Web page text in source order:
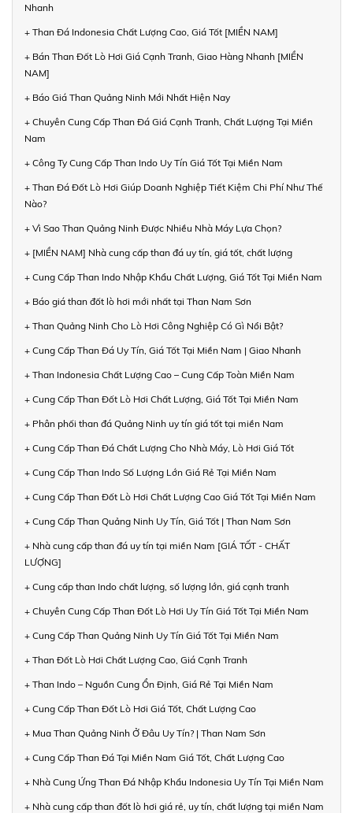
Nhanh
+ Than Đá Indonesia Chất Lượng Cao, Giá Tốt [MIỀN NAM]
+ Bán Than Đốt Lò Hơi Giá Cạnh Tranh, Giao Hàng Nhanh [MIỀN
NAM]
+ Báo Giá Than Quảng Ninh Mới Nhất Hiện Nay
+ Chuyên Cung Cấp Than Đá Giá Cạnh Tranh, Chất Lượng Tại Miền
Nam
+ Công Ty Cung Cấp Than Indo Uy Tín Giá Tốt Tại Miền Nam
+ Than Đá Đốt Lò Hơi Giúp Doanh Nghiệp Tiết Kiệm Chi Phí Như Thế
Nào?
+ Vì Sao Than Quảng Ninh Được Nhiều Nhà Máy Lựa Chọn?
+ [MIỀN NAM] Nhà cung cấp than đá uy tín, giá tốt, chất lượng
+ Cung Cấp Than Indo Nhập Khẩu Chất Lượng, Giá Tốt Tại Miền Nam
+ Báo giá than đốt lò hơi mới nhất tại Than Nam Sơn
+ Than Quảng Ninh Cho Lò Hơi Công Nghiệp Có Gì Nổi Bật?
+ Cung Cấp Than Đá Uy Tín, Giá Tốt Tại Miền Nam | Giao Nhanh
+ Than Indonesia Chất Lượng Cao – Cung Cấp Toàn Miền Nam
+ Cung Cấp Than Đốt Lò Hơi Chất Lượng, Giá Tốt Tại Miền Nam
+ Phân phối than đá Quảng Ninh uy tín giá tốt tại miền Nam
+ Cung Cấp Than Đá Chất Lượng Cho Nhà Máy, Lò Hơi Giá Tốt
+ Cung Cấp Than Indo Số Lượng Lớn Giá Rẻ Tại Miền Nam
+ Cung Cấp Than Đốt Lò Hơi Chất Lượng Cao Giá Tốt Tại Miền Nam
+ Cung Cấp Than Quảng Ninh Uy Tín, Giá Tốt | Than Nam Sơn
+ Nhà cung cấp than đá uy tín tại miền Nam [GIÁ TỐT - CHẤT
LƯỢNG]
+ Cung cấp than Indo chất lượng, số lượng lớn, giá cạnh tranh
+ Chuyên Cung Cấp Than Đốt Lò Hơi Uy Tín Giá Tốt Tại Miền Nam
+ Cung Cấp Than Quảng Ninh Uy Tín Giá Tốt Tại Miền Nam
+ Than Đốt Lò Hơi Chất Lượng Cao, Giá Cạnh Tranh
+ Than Indo – Nguồn Cung Ổn Định, Giá Rẻ Tại Miền Nam
+ Cung Cấp Than Đốt Lò Hơi Giá Tốt, Chất Lượng Cao
+ Mua Than Quảng Ninh Ở Đâu Uy Tín? | Than Nam Sơn
+ Cung Cấp Than Đá Tại Miền Nam Giá Tốt, Chất Lượng Cao
+ Nhà Cung Ứng Than Đá Nhập Khẩu Indonesia Uy Tín Tại Miền Nam
+ Nhà cung cấp than đốt lò hơi giá rẻ, uy tín, chất lượng tại miền Nam